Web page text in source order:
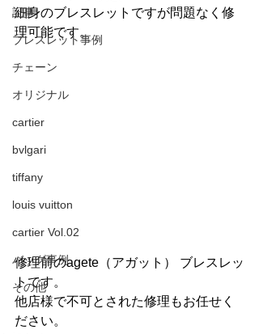
記事
ブレスレット事例
チェーン
オリジナル
cartier
bvlgari
tiffany
louis vuitton
cartier Vol.02
バッグ事例
その他
細身のブレスレットですが問題なく修
理可能です。
修理前のagete（アガット） ブレスレッ
トです。
他店様で不可とされた修理もお任せく
ださい。